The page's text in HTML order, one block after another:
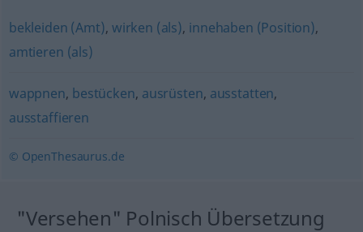
bekleiden (Amt), wirken (als), innehaben (Position),
amtieren (als)
wappnen, bestücken, ausrüsten, ausstatten,
ausstaffieren
© OpenThesaurus.de
"Versehen" Polnisch Übersetzung